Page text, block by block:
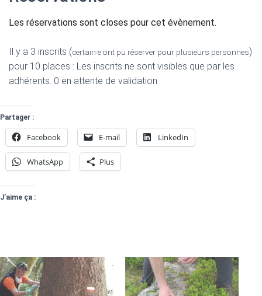
Les réservations sont closes pour cet évènement.
Il y a 3 inscrits (certain·e ont pu réserver pour plusieurs personnes)
pour 10 places : Les inscrits ne sont visibles que par les
adhérents. 0 en attente de validation.
Partager :
Facebook E-mail LinkedIn
WhatsApp Plus
J’aime ça :